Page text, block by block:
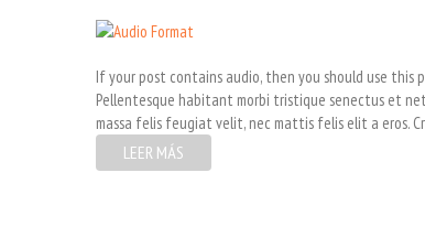
If your post contains audio, then you should use
Pellentesque habitant morbi tristique senectus et
massa felis feugiat velit, nec mattis felis elit a eros.
LEER MÁS